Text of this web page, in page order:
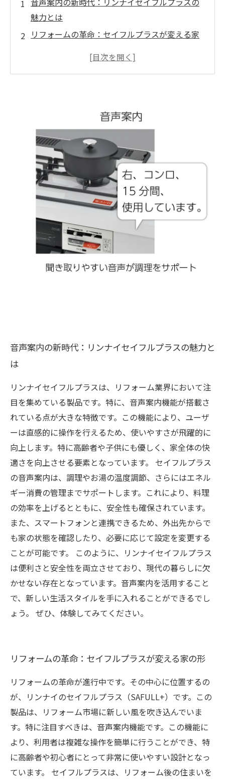
魅力とは
リフォームの革命：セイフルプラスが変える家
ユーザーの声：リンナイセイフルプラスの使い
リフォーム成功の秘密：セイフルプラスを導入
した家族の物語
未来の住まいに向けた選択：リンナイセイフル
プラスの導入効果
音声案内と共に歩むリフォームの未来
音声案内の新時代：リンナイセイフルプラスの魅力と
は
リンナイセイフルプラスは、リフォーム業界において注
目を集めている製品です。特に、音声案内機能が搭載さ
れている点が大きな特徴です。この機能により、ユーザ
ーは直感的に操作を行えるため、使いやすさが飛躍的に
向上します。特に高齢者や子供にも優しく、家全体の快
適さを向上させる要素となっています。 セイフルプラス
の音声案内は、調理やお湯の温度調節、さらにはエネル
ギー消費の管理までサポートします。これにより、料理
の効率を上げるとともに、安全性も確保されています。
また、スマートフォンと連携できるため、外出先からで
も家の状態を確認したり、必要に応じて設定を変更する
ことが可能です。 このように、リンナイセイフルプラス
は便利さと安全性を両立させており、現代の暮らしに欠
かせない存在となっています。音声案内を活用すること
で、新しい生活スタイルを手に入れることができるでし
ょう。 ぜひ、体験してみてください。
リフォームの革命：セイフルプラスが変える家の形
リフォームの革命が進行中です。その中心に位置するの
が、リンナイのセイフルプラス（SAFULL+）です。この
製品は、リフォーム市場に新しい風を吹き込んでいま
す。特に注目すべきは、音声案内機能です。この機能に
より、利用者は複雑な操作を簡単に行うことができ、特
に高齢者や初心者にとって非常に使いやすい設計となっ
ています。 セイフルプラスは、リフォーム後の住まいを